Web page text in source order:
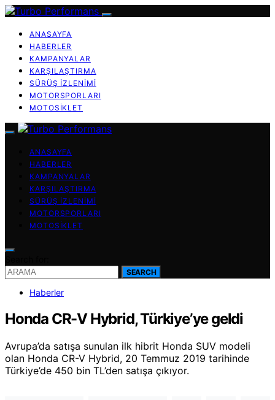
ANASAYFA
HABERLER
KAMPANYALAR
KARŞILAŞTIRMA
SÜRÜŞ İZLENIMI
MOTORSPORLARI
MOTOSIKLET
ANASAYFA
HABERLER
KAMPANYALAR
KARŞILAŞTIRMA
SÜRÜŞ İZLENIMI
MOTORSPORLARI
MOTOSIKLET
SEARCH
Haberler
Honda CR-V Hybrid, Türkiye’ye geldi
Avrupa’da satışa sunulan ilk hibrit Honda SUV modeli
olan Honda CR-V Hybrid, 20 Temmuz 2019 tarihinde
Türkiye’de 450 bin TL’den satışa çıkıyor.